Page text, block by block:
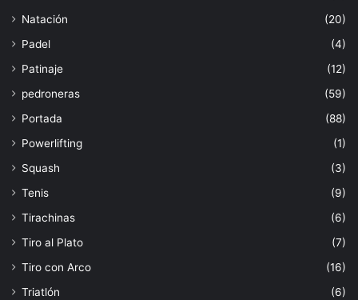
Natación
(20)
Padel
(4)
Patinaje
(12)
pedroneras
(59)
Portada
(88)
Powerlifting
(1)
Squash
(3)
Tenis
(9)
Tirachinas
(6)
Tiro al Plato
(7)
Tiro con Arco
(16)
Triatlón
(6)